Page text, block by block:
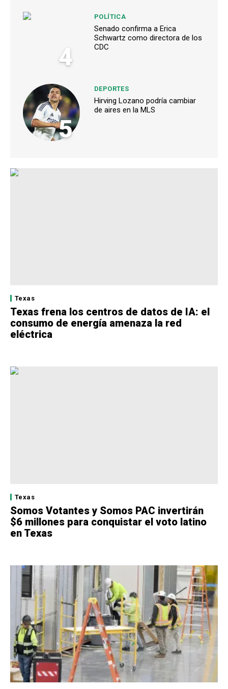
4
POLÍTICA
Senado confirma a Erica
Schwartz como directora de los
CDC
5
DEPORTES
Hirving Lozano podría cambiar
de aires en la MLS
Texas
Texas frena los centros de datos de IA: el
consumo de energía amenaza la red
eléctrica
Texas
Somos Votantes y Somos PAC invertirán
$6 millones para conquistar el voto latino
en Texas